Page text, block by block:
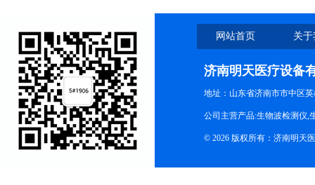
网站首页 关
济南明天医疗设备
地址：山东省济南市市中区
公司主营产品:生物波检测仪,
© 2026 版权所有：济南明天